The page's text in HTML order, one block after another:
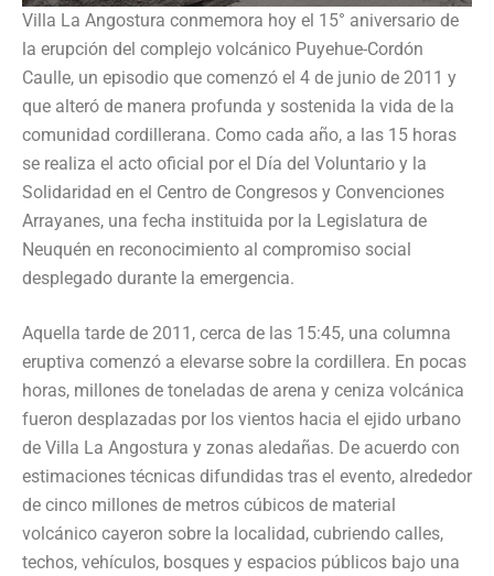
Villa La Angostura conmemora hoy el 15° aniversario de
la erupción del complejo volcánico Puyehue-Cordón
Caulle, un episodio que comenzó el 4 de junio de 2011 y
que alteró de manera profunda y sostenida la vida de la
comunidad cordillerana. Como cada año, a las 15 horas
se realiza el acto oficial por el Día del Voluntario y la
Solidaridad en el Centro de Congresos y Convenciones
Arrayanes, una fecha instituida por la Legislatura de
Neuquén en reconocimiento al compromiso social
desplegado durante la emergencia.
Aquella tarde de 2011, cerca de las 15:45, una columna
eruptiva comenzó a elevarse sobre la cordillera. En pocas
horas, millones de toneladas de arena y ceniza volcánica
fueron desplazadas por los vientos hacia el ejido urbano
de Villa La Angostura y zonas aledañas. De acuerdo con
estimaciones técnicas difundidas tras el evento, alrededor
de cinco millones de metros cúbicos de material
volcánico cayeron sobre la localidad, cubriendo calles,
techos, vehículos, bosques y espacios públicos bajo una